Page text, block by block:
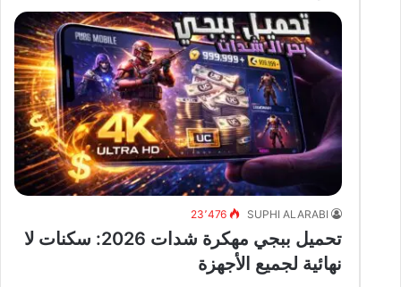
SUPHI ALARABI 23٬476
تحميل ببجي مهكرة شدات 2026: سكنات لا
نهائية لجميع الأجهزة